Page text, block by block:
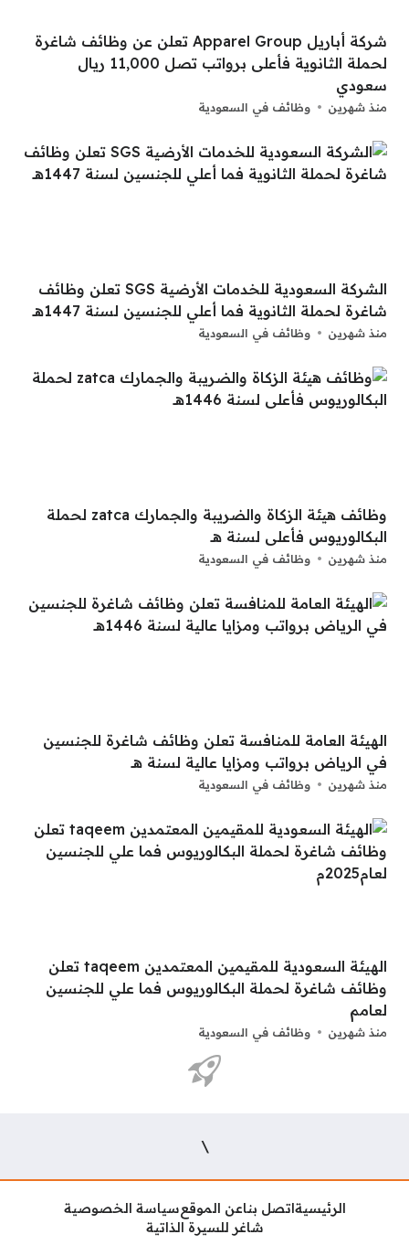
شركة أباريل Apparel Group تعلن عن وظائف شاغرة
لحملة الثانوية فأعلى برواتب تصل 11,000 ريال
سعودي
منذ شهرين وظائف في السعودية
الشركة السعودية للخدمات الأرضية SGS تعلن وظائف
شاغرة لحملة الثانوية فما أعلي للجنسين لسنة 1447هــ
منذ شهرين وظائف في السعودية
وظائف هيئة الزكاة والضريبة والجمارك zatca لحملة
البكالوريوس فأعلى لسنة هــ
منذ شهرين وظائف في السعودية
الهيئة العامة للمنافسة تعلن وظائف شاغرة للجنسين
في الرياض برواتب ومزايا عالية لسنة هــ
منذ شهرين وظائف في السعودية
الهيئة السعودية للمقيمين المعتمدين taqeem تعلن
وظائف شاغرة لحملة البكالوريوس فما علي للجنسين
لعامم
منذ شهرين وظائف في السعودية
\
الرئيسيةاتصل بناعن الموقعسياسة الخصوصية
شاغر للسيرة الذاتية